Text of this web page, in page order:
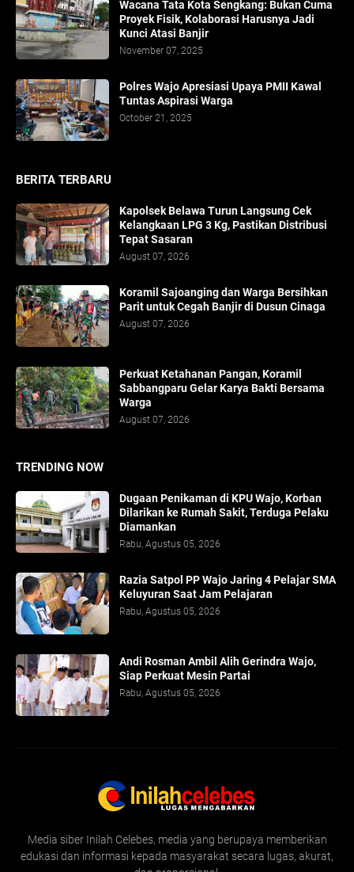
​Wacana Tata Kota Sengkang: Bukan Cuma
Proyek Fisik, Kolaborasi Harusnya Jadi
Kunci Atasi Banjir
November 07, 2025
Polres Wajo Apresiasi Upaya PMII Kawal
Tuntas Aspirasi Warga
October 21, 2025
BERITA TERBARU
Kapolsek Belawa Turun Langsung Cek
Kelangkaan LPG 3 Kg, Pastikan Distribusi
Tepat Sasaran
August 07, 2026
Koramil Sajoanging dan Warga Bersihkan
Parit untuk Cegah Banjir di Dusun Cinaga
August 07, 2026
Perkuat Ketahanan Pangan, Koramil
Sabbangparu Gelar Karya Bakti Bersama
Warga
August 07, 2026
TRENDING NOW
Dugaan Penikaman di KPU Wajo, Korban
Dilarikan ke Rumah Sakit, Terduga Pelaku
Diamankan
Rabu, Agustus 05, 2026
Razia Satpol PP Wajo Jaring 4 Pelajar SMA
Keluyuran Saat Jam Pelajaran
Rabu, Agustus 05, 2026
Andi Rosman Ambil Alih Gerindra Wajo,
Siap Perkuat Mesin Partai
Rabu, Agustus 05, 2026
Media siber Inilah Celebes, media yang berupaya memberikan
edukasi dan informasi kepada masyarakat secara lugas, akurat,